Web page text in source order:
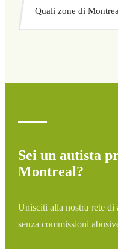
ritorno direttamente dal
Quali zone di
Sei un autista
Montreal?
Unisciti alla nostra rete
senza commissioni